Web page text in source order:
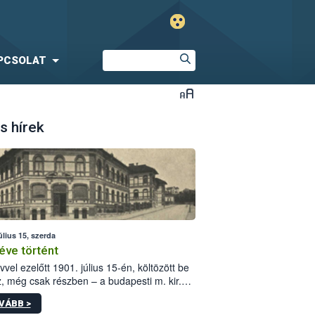
hírek
15, szerda
történt
ezelőtt 1901. július 15-én, költözött be
még csak részben – a budapesti m. kir.
állomás a Kis Rókus utca
alatti, Czigler Győző által tervezett új
>